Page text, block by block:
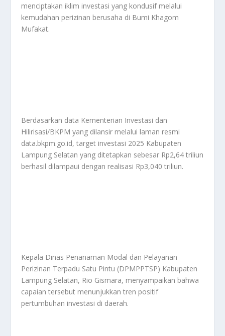
menciptakan iklim investasi yang kondusif melalui
kemudahan perizinan berusaha di Bumi Khagom
Mufakat.
Berdasarkan data Kementerian Investasi dan
Hilirisasi/BKPM yang dilansir melalui laman resmi
data.bkpm.go.id, target investasi 2025 Kabupaten
Lampung Selatan yang ditetapkan sebesar Rp2,64 triliun
berhasil dilampaui dengan realisasi Rp3,040 triliun.
Kepala Dinas Penanaman Modal dan Pelayanan
Perizinan Terpadu Satu Pintu (DPMPPTSP) Kabupaten
Lampung Selatan, Rio Gismara, menyampaikan bahwa
capaian tersebut menunjukkan tren positif
pertumbuhan investasi di daerah.